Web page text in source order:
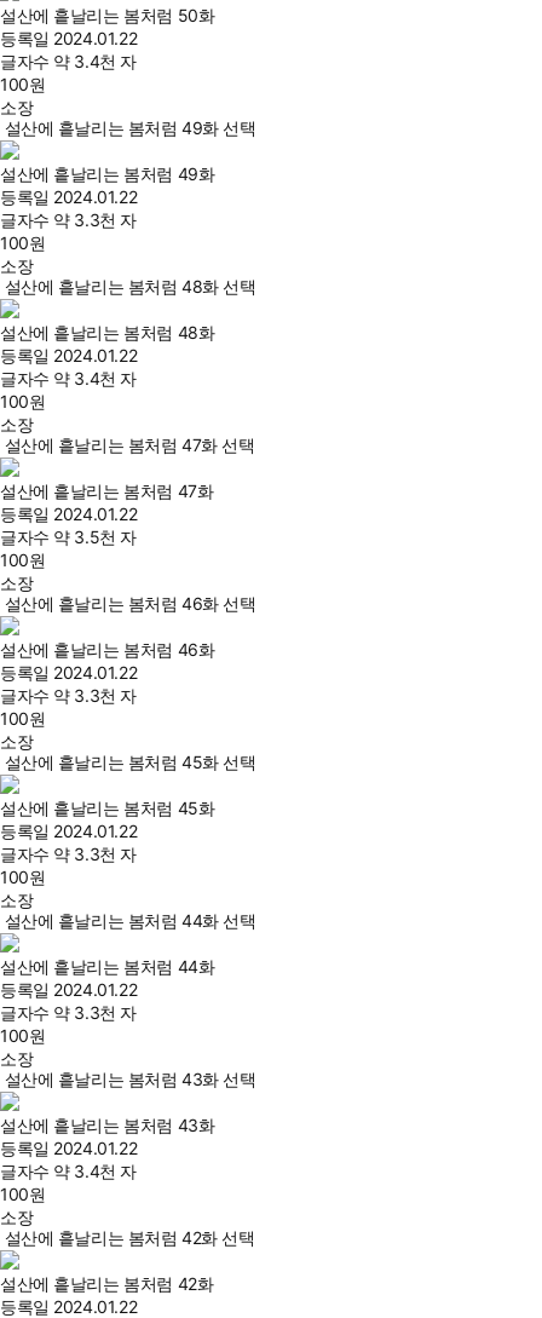
설산에 흩날리는 봄처럼 50화
등록일 2024.01.22
글자수 약 3.4천 자
100원
소장
설산에 흩날리는 봄처럼 49화 선택
설산에 흩날리는 봄처럼 49화
등록일 2024.01.22
글자수 약 3.3천 자
100원
소장
설산에 흩날리는 봄처럼 48화 선택
설산에 흩날리는 봄처럼 48화
등록일 2024.01.22
글자수 약 3.4천 자
100원
소장
설산에 흩날리는 봄처럼 47화 선택
설산에 흩날리는 봄처럼 47화
등록일 2024.01.22
글자수 약 3.5천 자
100원
소장
설산에 흩날리는 봄처럼 46화 선택
설산에 흩날리는 봄처럼 46화
등록일 2024.01.22
글자수 약 3.3천 자
100원
소장
설산에 흩날리는 봄처럼 45화 선택
설산에 흩날리는 봄처럼 45화
등록일 2024.01.22
글자수 약 3.3천 자
100원
소장
설산에 흩날리는 봄처럼 44화 선택
설산에 흩날리는 봄처럼 44화
등록일 2024.01.22
글자수 약 3.3천 자
100원
소장
설산에 흩날리는 봄처럼 43화 선택
설산에 흩날리는 봄처럼 43화
등록일 2024.01.22
글자수 약 3.4천 자
100원
소장
설산에 흩날리는 봄처럼 42화 선택
설산에 흩날리는 봄처럼 42화
등록일 2024.01.22